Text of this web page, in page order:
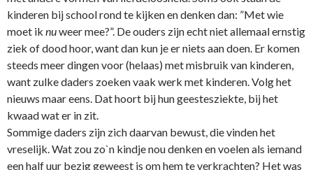
kinderen bij school rond te kijken en denken dan: ”Met wie
moet ik nuweer mee?”. De ouders zijn echt niet allemaal ernstig
ziek of dood hoor, want dan kun je er niets aan doen. Er komen
steeds meer dingen voor (helaas) met misbruik van kinderen,
want zulke daders zoeken vaak werk met kinderen. Volg het
nieuws maar eens. Dat hoort bij hun geestesziekte, bij het
kwaad wat er in zit.
Sommige daders zijn zich daarvan bewust, die vinden het
vreselijk. Wat zou zo`n kindje nou denken en voelen als iemand
een half uur bezig geweest is om hem te verkrachten? Het was